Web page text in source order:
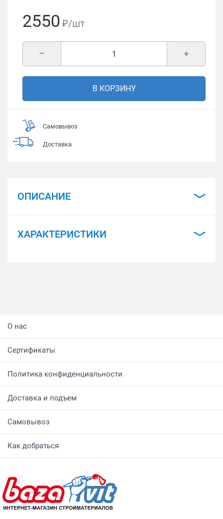
2550 ₽/шт
+
–
В КОРЗИНУ
Самовывоз
Доставка
ОПИСАНИЕ
ХАРАКТЕРИСТИКИ
О нас
Сертификаты
Политика конфиденциальности
Доставка и подъем
Самовывоз
Как добраться